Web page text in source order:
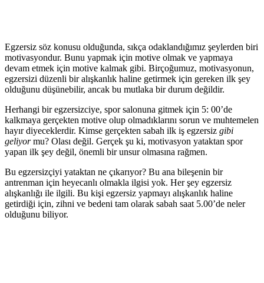
Egzersiz söz konusu olduğunda, sıkça odaklandığımız şeylerden biri
motivasyondur. Bunu yapmak için motive olmak ve yapmaya
devam etmek için motive kalmak gibi. Birçoğumuz, motivasyonun,
egzersizi düzenli bir alışkanlık haline getirmek için gereken ilk şey
olduğunu düşünebilir, ancak bu mutlaka bir durum değildir.
Herhangi bir egzersizciye, spor salonuna gitmek için 5: 00’de
kalkmaya gerçekten motive olup olmadıklarını sorun ve muhtemelen
hayır diyeceklerdir. Kimse gerçekten sabah ilk iş egzersiz gibi
geliyormu? Olası değil. Gerçek şu ki, motivasyon yataktan spor
yapan ilk şey değil, önemli bir unsur olmasına rağmen.
Bu egzersizçiyi yataktan ne çıkarıyor? Bu ana bileşenin bir
antrenman için heyecanlı olmakla ilgisi yok. Her şey egzersiz
alışkanlığı ile ilgili. Bu kişi egzersiz yapmayı alışkanlık haline
getirdiği için, zihni ve bedeni tam olarak sabah saat 5.00’de neler
olduğunu biliyor.